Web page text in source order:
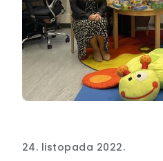
24. listopada 2022.